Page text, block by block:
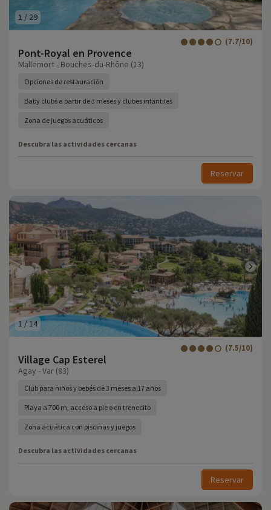
1 / 29
Pont-Royal en Provence
(7.7/10)
Mallemort - Bouches-du-Rhône (13)
Opciones de restauración
Baby clubs a partir de 3 meses y clubes infantiles
Zona de juegos acuáticos
Descubra las actividades cercanas
Reservar
1 /14
Village Cap Esterel
(7.5/10)
Agay - Var (83)
Club para niños y bebés de 3 meses a 17 años
Playa a 700 m, acceso a pie o en trenecito
Zona acuática con piscinas y juegos
Descubra las actividades cercanas
Reservar